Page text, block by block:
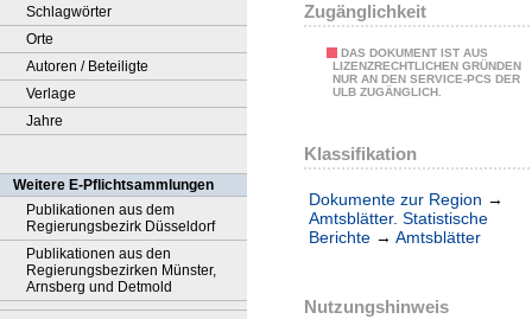
Schlagwörter
Orte
Autoren / Beteiligte
Verlage
Jahre
Weitere E-Pflichtsammlungen
Publikationen aus dem
Regierungsbezirk Düsseldorf
Publikationen aus den
Regierungsbezirken Münster,
Arnsberg und Detmold
Zugänglichkeit
DAS DOKUMENT IST AUS
LIZENZRECHTLICHEN GRÜNDEN
NUR AN DEN SERVICE-PCS DER
ULB ZUGÄNGLICH.
Klassifikation
Dokumente zur Region →
Amtsblätter. Statistische
Berichte → Amtsblätter
Nutzungshinweis